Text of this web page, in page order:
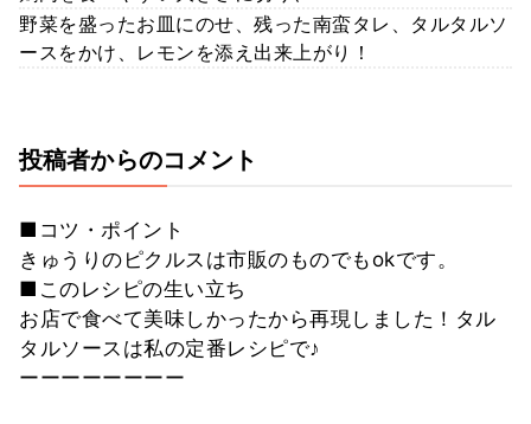
野菜を盛ったお皿にのせ、残った南蛮タレ、タルタルソ
ースをかけ、レモンを添え出来上がり！
投稿者からのコメント
■コツ・ポイント
きゅうりのピクルスは市販のものでもokです。
■このレシピの生い立ち
お店で食べて美味しかったから再現しました！タル
タルソースは私の定番レシピで♪
ーーーーーーーー